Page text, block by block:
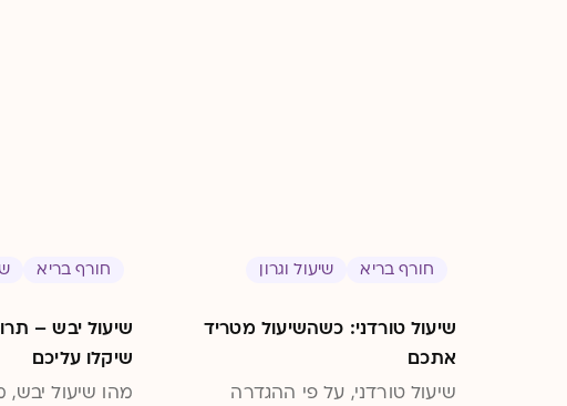
חורף בריא שיעול וגרון
שיעול טורדני: כשהשיעול מטריד
אתכם
שיעול טורדני, על פי ההגדרה
חורף בריא
שיעול יבש –
שיקלו עליכם
מהו שיעול